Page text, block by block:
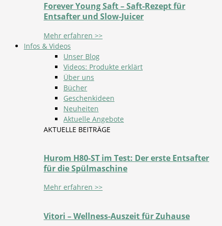
Forever Young Saft – Saft-Rezept für
Entsafter und Slow-Juicer
Mehr erfahren >>
Infos & Videos
Unser Blog
Videos: Produkte erklärt
Über uns
Bücher
Geschenkideen
Neuheiten
Aktuelle Angebote
AKTUELLE BEITRÄGE
Hurom H80-ST im Test: Der erste Entsafter
für die Spülmaschine
Mehr erfahren >>
Vitori – Wellness-Auszeit für Zuhause